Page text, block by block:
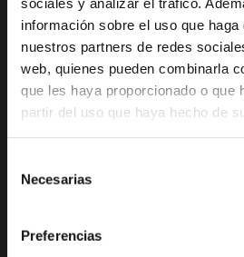
información sobre el uso que
nuestros partners de redes
web, quienes pueden combinarla
que les haya proporcionado o que
partir del uso que haya hecho de
Necesarias
Preferencias
de
entrega
de
comida
a
domicilio
Playa del Arenal
Miradores
Espacios Protegidos
GastroXàbia
Tours virtuales Xàbia
Audioguías
Con niños
De compras
Ocio y diversión
Salud y bienestar
Visita los